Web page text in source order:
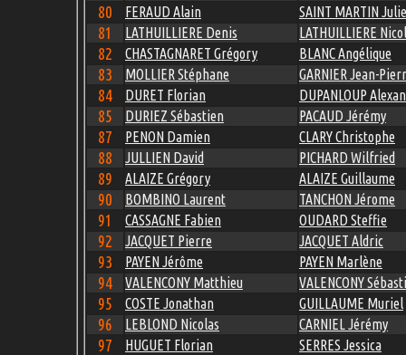
80 FERAUD Alain SAINT MARTIN
81 LATHUILLIERE Denis LATHUILLIERE
82 CHASTAGNARET Grégory BLANC Angélique
83 MOLLIER Stéphane GARNIER Jean-
84 DURET Florian DUPANLOUP
85 DURIEZ Sébastien PACAUD Jérémy
87 PENON Damien CLARY Christophe
88 JULLIEN David PICHARD Wilfried
89 ALAIZE Grégory ALAIZE Guillaume
90 BOMBINO Laurent TANCHON Jérome
91 CASSAGNE Fabien OUDARD Steffie
92 JACQUET Pierre JACQUET Aldric
93 PAYEN Jérôme PAYEN Marlène
94 VALENCONY Matthieu VALENCONY
95 COSTE Jonathan GUILLAUME Muriel
96 LEBLOND Nicolas CARNIEL Jérémy
97 HUGUET Florian SERRES Jessica